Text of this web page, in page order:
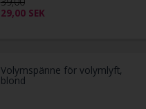
29,00 SEK
Volymspänne för volymlyft,
blond